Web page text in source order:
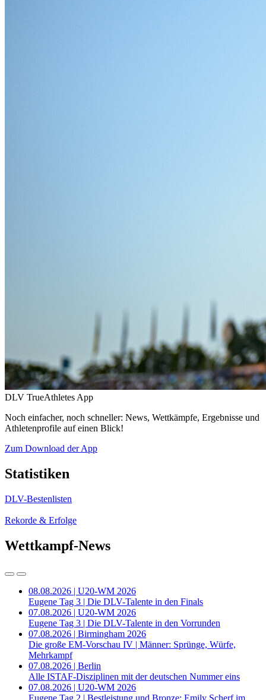
DLV TrueAthletes App
Noch einfacher, noch schneller: News, Wettkämpfe, Ergebnisse und
Athletenprofile auf einen Blick!
Zum Download der App
Statistiken
DLV-Bestenlisten
Rekorde & Erfolge
Wettkampf-News
08.08.2026 | U20-WM 2026
Eugene Tag 3 | Die DLV-Talente in den Finals
07.08.2026 | U20-WM 2026
Eugene Tag 3 | Die DLV-Talente in den Vorrunden
07.08.2026 | Birmingham 2026
Die große EM-Vorschau IV | Männer: Sprünge, Würfe,
Mehrkampf
07.08.2026 | Berlin
Alle ISTAF-Disziplinen mit der deutschen Nummer eins
07.08.2026 | U20-WM 2026
Eugene Tag 2 | Bestleistung und Bronze: Emily Scherf im